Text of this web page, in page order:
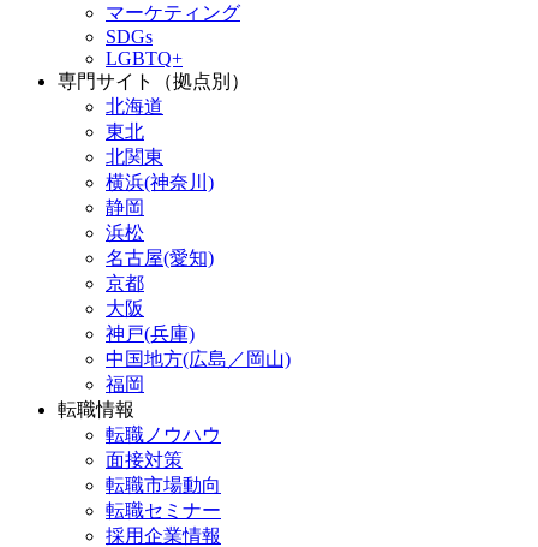
マーケティング
SDGs
LGBTQ+
専門サイト（拠点別）
北海道
東北
北関東
横浜(神奈川)
静岡
浜松
名古屋(愛知)
京都
大阪
神戸(兵庫)
中国地方(広島／岡山)
福岡
転職情報
転職ノウハウ
面接対策
転職市場動向
転職セミナー
採用企業情報